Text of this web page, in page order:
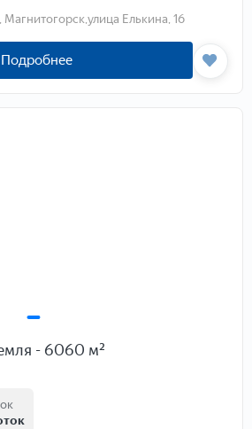
Магнитогорск,улица Елькина, 16
Подробнее
- 6060 м²